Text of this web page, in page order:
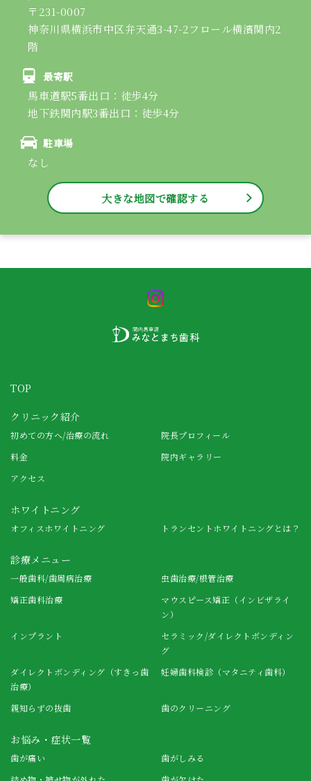
〒231-0007
神奈川県横浜市中区弁天通3-47-2フロール横濱関内2
階
最寄駅
馬車道駅5番出口：徒歩4分
地下鉄関内駅3番出口：徒歩4分
駐車場
なし
大きな地図で確認する
TOP
クリニック紹介
初めての方へ/治療の流れ
院長プロフィール
料金
院内ギャラリー
アクセス
ホワイトニング
オフィスホワイトニング トランセントホワイトニングとは？
診療メニュー
一般歯科/歯周病治療
虫歯治療/根管治療
矯正歯科治療
マウスピース矯正（インビザライ
ン）
インプラント
セラミック/ダイレクトボンディン
グ
ダイレクトボンディング（すきっ歯
治療）
妊婦歯科検診（マタニティ歯科）
親知らずの抜歯 歯のクリーニング
お悩み・症状一覧
歯が痛い
歯がしみる